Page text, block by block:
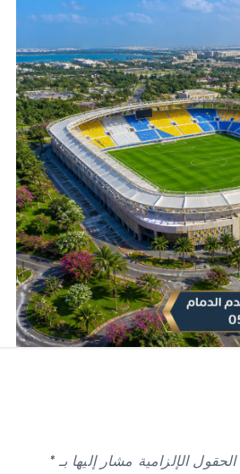
الحقول الإلزامية مشار إليها بـ*